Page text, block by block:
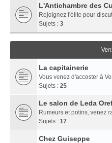
L'Antichambre des
Rejoignez l'élite pour
Sujets : 3
La capitainerie
Vous venez d'accoster à
Sujets : 25
Le salon de Leda
Rumeurs et potins, venez
Sujets : 17
Chez Guiseppe